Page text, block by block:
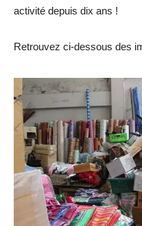
activité depuis dix ans !
Retrouvez ci-dessous des